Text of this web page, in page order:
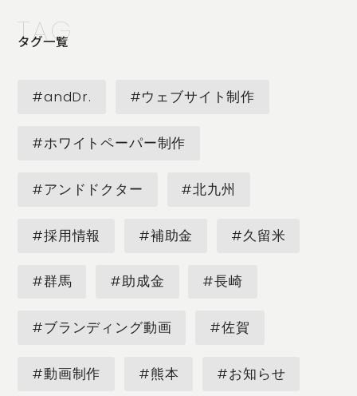
TAG
タグ一覧
#andDr. #ウェブサイト制作
#ホワイトペーパー制作
#アンドドクター #北九州
#採用情報 #補助金 #久留米
#群馬 #助成金 #長崎
#ブランディング動画 #佐賀
#動画制作 #熊本 #お知らせ